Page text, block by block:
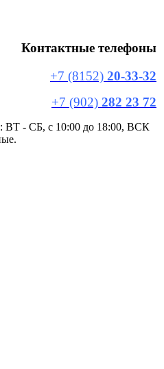
Контактные телефоны
+7 (8152) 20-33-32
+7 (902) 282 23 72
ВТ - СБ, с 10:00 до 18:00, ВСК